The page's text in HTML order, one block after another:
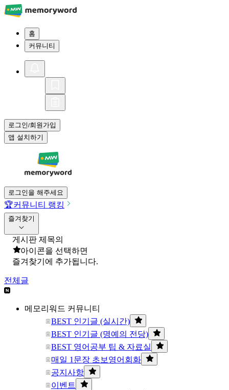
홈
커뮤니티
로그인/회원가입
앱 설치하기
로그인을 해주세요
🏆커뮤니티 랭킹
즐겨찾기
게시판 제목의
아이콘을 선택하면
즐겨찾기에 추가됩니다.
전체글
메모리워드 커뮤니티
BEST 인기글 (실시간)
BEST 인기글 (명예의 전당)
BEST 영어공부 팁 & 자료실
매일 1문장 초보영어회화
공지사항
이벤트